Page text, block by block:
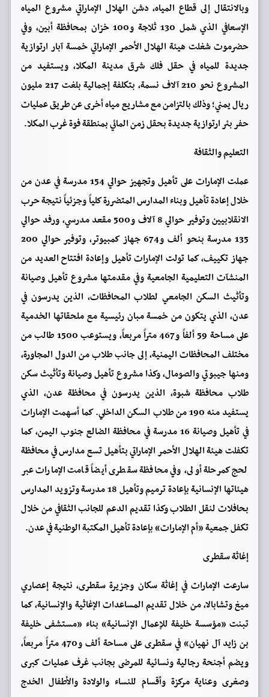
وبالانتقال إلى قطاع المياه، دشن الهلال الإماراتي مشروع المياه
الإسعافي الذي شمل 130 ثلاجة و100 خزان بمحافظة أبين، وفي
حضرموت شغلت هيئة الهلال الأحمر الإماراتي خمسة آبار ارتوازية
جديدة للمياه في حقل فلك شرق مدينة المكلا، ويستفيد من
المشروع نحو 210 آلاف نسمة، بتكلفة إجمالية بلغت 217 مليون
ريال يمني؛ وذلك بالتزامن مع مشاريع مياه أخرى عن طريق عمليات
حفر بئر ارتوازية جديدة بحقل زمن المائي بمنطقة فوة غرب المكلا.
التعليم والثقافة
عملت الإمارات على تأهيل وتجهيز حوالي 154 مدرسة في عدن من
خلال إعادة تأهيل وبناء المدارس المتضررة كلياً وجزئياً نتيجة حرب
الانقلابيين وتوفير حوالي 8 آلاف و500 مقعد مدرسي، ورفد حوالي
135 مدرسة بنحو ألف و674 جهاز كمبيوتر، وتوفير حوالي 200
جهاز تكييف، كما تولت الإمارات تأهيل وإعادة افتتاح العديد من
المنشآت التعليمية الجامعية وفي مقدمتها مشروع تأهيل وصيانة
وتأثيث السكن الجامعي لطلاب المحافظات، الذين يدرسون في
عدن، الذي يتكون من خمسة مبان رئيسية مع ملحقاتها الخدمية
على مساحة 59 ألفاً و467 متراً مربعاً، ويستوعب 1500 طالب من
مختلف المحافظات اليمنية، إلى جانب طلاب من الدول المجاورة،
ومنها جيبوتي والصومال، وكذا مشروع تأهيل وصيانة وتأثيث سكن
طلاب محافظة شبوة، الذين يدرسون في محافظة عدن، الذي
يستفيد منه 190 من طلاب السكن الداخلي. كما أسهمت الإمارات
في تأهيل وصيانة 16 مدرسة في محافظة الضالع جنوب اليمن، كما
تكفلت هيئة الهلال الأحمر الإماراتي بتأهيل تسع مدارس في محافظة
لحج كمرحلة أولى، وفي محافظة سقطرى أيضاً قامت الإمارات عبر
هيئاتها الإنسانية بإعادة ترميم وتأهيل 18 مدرسة وتزويد المدارس
بحافلات لنقل الطلاب وكذا تقديم الدعم للجانب الثقافي من خلال
تكفل جمعية «أم الإمارات» بإعادة تأهيل المكتبة الوطنية في عدن.
إغاثة سقطرى
سارعت الإمارات في إغاثة سكان وجزيرة سقطرى، نتيجة إعصاري
ميغ وتشابالا، من خلال تقديم المساعدات الإغاثية والإنسانية، كما
تبنت «مؤسسة خليفة للإعمال الإنسانية» بناء «مستشفى خليفة
بن زايد آل نهيان» في سقطرى على مساحة ألف و470 متراً مربعاً،
ويضم أجنحة رجالية ونسائية للمرضى بجانب غرف عمليات كبرى
وصغرى وعناية مركزة وأقسام للنساء والولادة والأطفال الخدج